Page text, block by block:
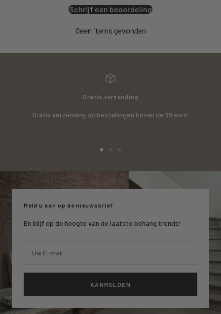
Schrijf een beoordeling
Geen items gevonden
Gratis verzending
Gratis verzending op bestellingen boven de 99 euro.
1
2
slide
3
Meld u aan op de nieuwsbrief
En blijf op de hoogte van de laatste behang trends!
Uw E-mail
AANMELDEN